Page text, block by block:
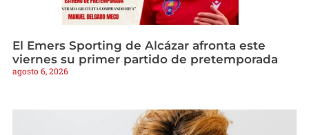
El Emers Sporting de Alcázar afronta este
viernes su primer partido de pretemporada
agosto 6, 2026